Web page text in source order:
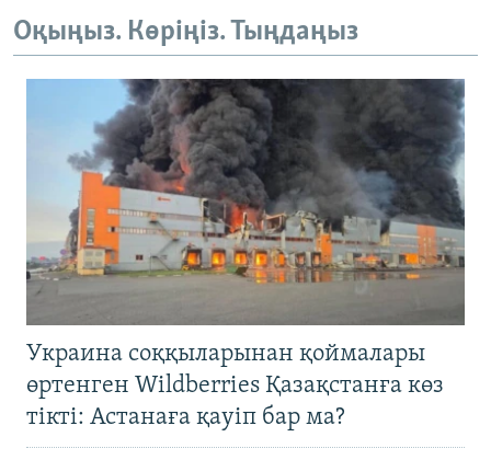
Оқыңыз. Көріңіз. Тыңдаңыз
Украина соққыларынан қоймалары
өртенген Wildberries Қазақстанға көз
тікті: Астанаға қауіп бар ма?